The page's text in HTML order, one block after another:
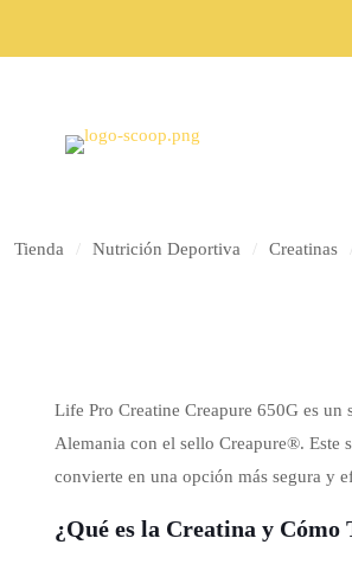
Tienda Nutrición Deportiva Creatinas
Life Pro Creatine Creapure 650G es
Alemania con el sello Creapure®. Este
convierte en una opción más segura y
¿Qué es la Creatina y Cómo